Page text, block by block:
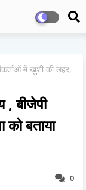
में ख़ुशी की लहर,
, बीजेपी
को बताया
0